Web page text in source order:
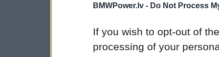
BMWPower.lv - Do Not Process
If you wish to opt-out of
processing of your